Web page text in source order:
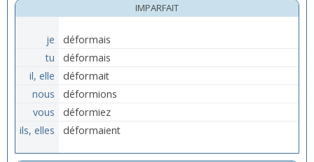
IMPARFAIT
je
déformais
tu
déformais
il, elle
déformait
nous
déformions
vous
déformiez
ils, elles
déformaient